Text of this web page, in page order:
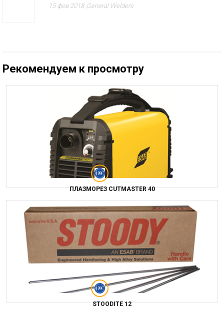
15 фев 2018 , General Welders
Рекомендуем к просмотру
ПЛАЗМОРЕЗ CUTMASTER 40
STOODITE 12